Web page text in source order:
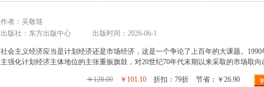
作者：吴敬琏
出版社：东方出版中心 出版时间：2026-06-1
社会主义经济应当是计划经济还是市场经济，这是一个争论了上百年的大课题。
主强化计划经济主体地位的主张重振旗鼓，对20世纪70年代末期以来采取的市场取向
￥128.00 ￥101.10 折扣：79折 节省：￥26.90